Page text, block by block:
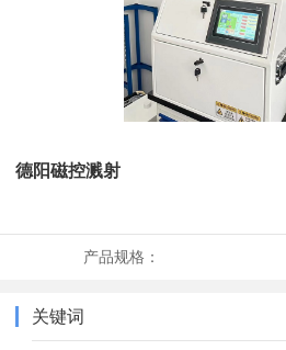
德阳磁控溅射
产品规格：
关键词